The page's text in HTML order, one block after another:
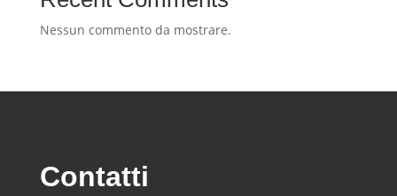
Nessun commento da mostrare.
Contatti